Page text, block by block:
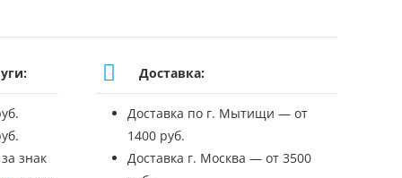
знак
Доставка:
Доставка по г. Мытищи — от
1400 руб.
Доставка г. Москва — от 3500